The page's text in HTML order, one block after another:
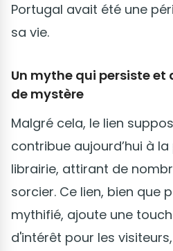
Portugal avait été une
sa vie.
Un mythe qui persiste
de mystère
Malgré cela, le lien
contribue aujourd’hui à
librairie, attirant de
sorcier. Ce lien, bien que
mythifié, ajoute une
d'intérêt pour les